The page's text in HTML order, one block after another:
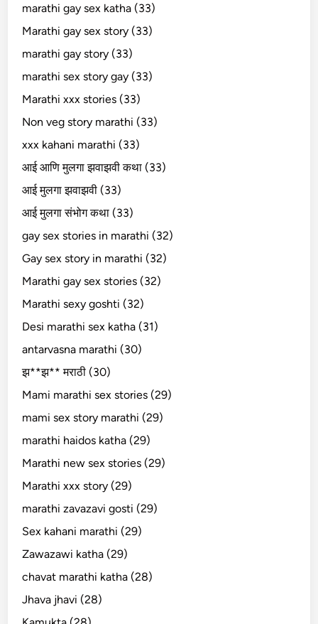
marathi gay sex katha (33)
Marathi gay sex story (33)
marathi gay story (33)
marathi sex story gay (33)
Marathi xxx stories (33)
Non veg story marathi (33)
xxx kahani marathi (33)
आई आणि मुलगा झवाझवी कथा (33)
आई मुलगा झवाझवी (33)
आई मुलगा संभोग कथा (33)
gay sex stories in marathi (32)
Gay sex story in marathi (32)
Marathi gay sex stories (32)
Marathi sexy goshti (32)
Desi marathi sex katha (31)
antarvasna marathi (30)
झ**झ** मराठी (30)
Mami marathi sex stories (29)
mami sex story marathi (29)
marathi haidos katha (29)
Marathi new sex stories (29)
Marathi xxx story (29)
marathi zavazavi gosti (29)
Sex kahani marathi (29)
Zawazawi katha (29)
chavat marathi katha (28)
Jhava jhavi (28)